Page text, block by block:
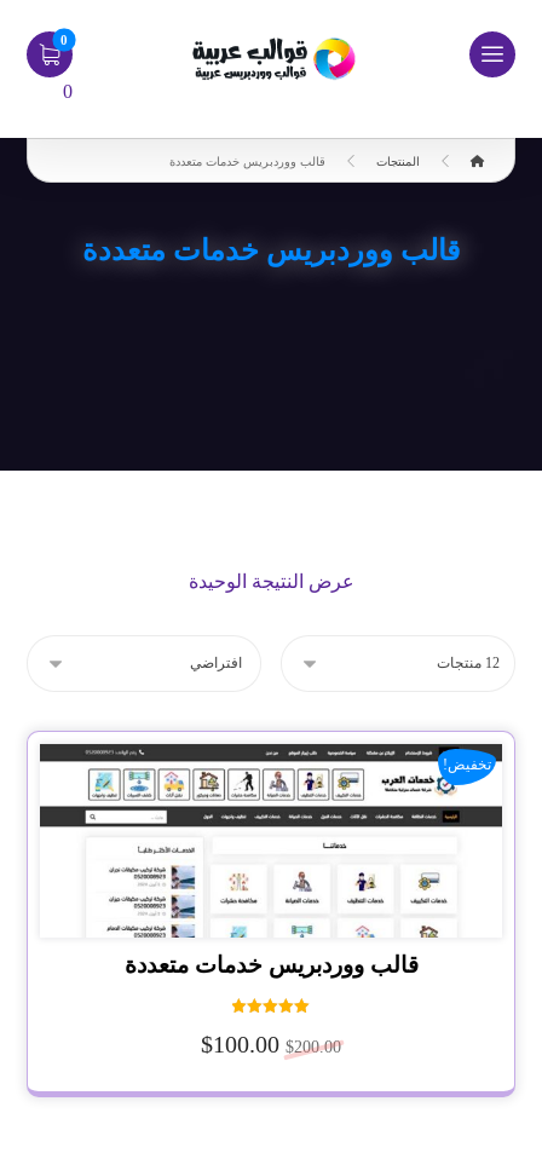
0
المنتجات قالب ووردبريس خدمات متعددة
قالب ووردبريس خدمات متعددة
عرض النتيجة الوحيدة
قالب ووردبريس خدمات متعددة
5.00
من 5
$200.00
$100.00
تخفيض!